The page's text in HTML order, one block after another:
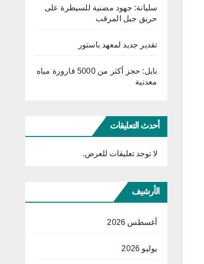
سليانة: جهود مضنية للسيطرة على
حريق جبل المرقب
تقدير جديد لمعهد باستور
نابل: حجز أكثر من 5000 قارورة مياه
معدنية
أحدث التعليقات
لا توجد تعليقات للعرض.
الأرشيف
أغسطس 2026
يوليو 2026